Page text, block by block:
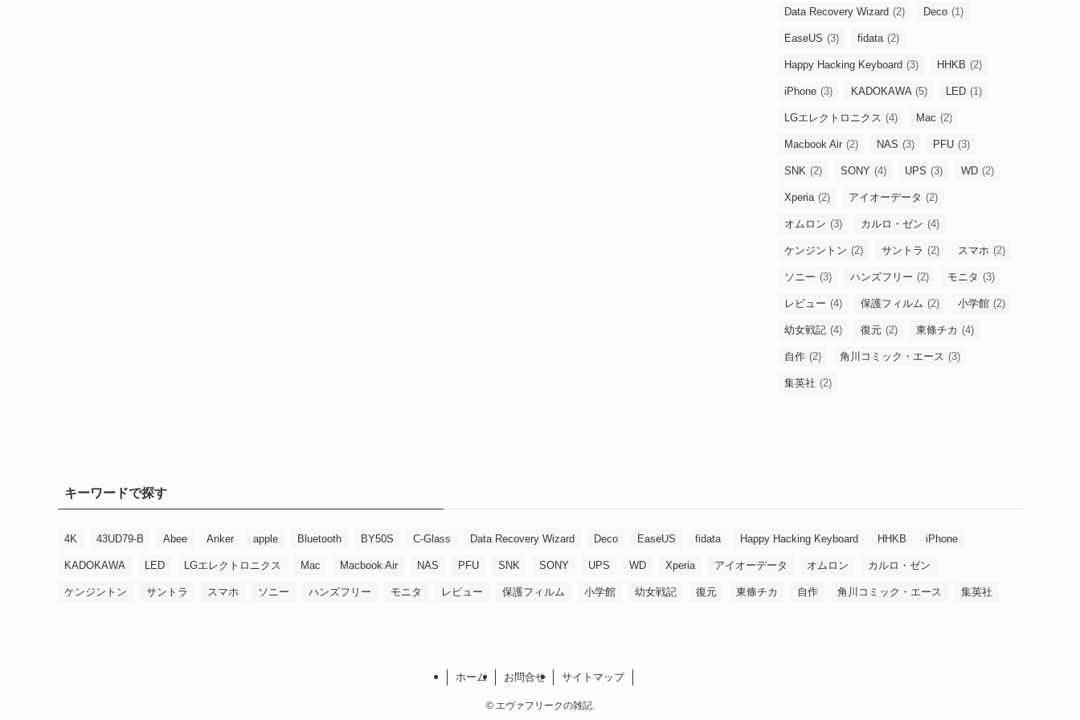
Data Recovery Wizard (2) Deco (1)
EaseUS (3) fidata (2)
Happy Hacking Keyboard (3) HHKB (2)
iPhone (3) KADOKAWA (5) LED (1)
LGエレクトロニクス (4) Mac (2)
Macbook Air (2) NAS (3) PFU (3)
SNK (2) SONY (4) UPS (3) WD (2)
Xperia (2) アイオーデータ (2)
オムロン (3) カルロ・ゼン (4)
ケンジントン (2) サントラ (2) スマホ (2)
ソニー (3) ハンズフリー (2) モニタ (3)
レビュー (4) 保護フィルム (2) 小学館 (2)
幼女戦記 (4) 復元 (2) 東條チカ (4)
自作 (2) 角川コミック・エース (3)
集英社 (2)
キーワードで探す
4K 43UD79-B Abee Anker apple Bluetooth BY50S C-Glass Data Recovery Wizard Deco EaseUS fidata Happy Hacking Keyboard HHKB iPhone
KADOKAWA LED LGエレクトロニクス Mac Macbook Air NAS PFU SNK SONY UPS WD Xperia アイオーデータ オムロン カルロ・ゼン
ケンジントン サントラ スマホ ソニー ハンズフリー モニタ レビュー 保護フィルム 小学館 幼女戦記 復元 東條チカ 自作 角川コミック・エース 集英社
ホーム お問合せ サイトマップ
©エヴァフリークの雑記.